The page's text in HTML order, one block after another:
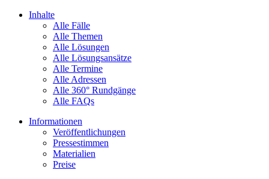
Inhalte
Alle Fälle
Alle Themen
Alle Lösungen
Alle Lösungsansätze
Alle Termine
Alle Adressen
Alle 360° Rundgänge
Alle FAQs
Informationen
Veröffentlichungen
Pressestimmen
Materialien
Preise